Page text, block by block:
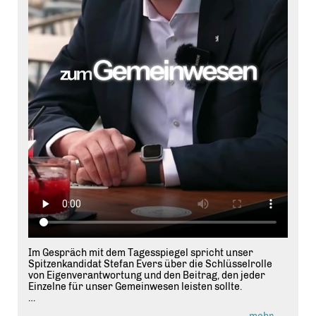
Im Gespräch mit dem Tagesspiegel spricht unser
Spitzenkandidat Stefan Evers über die Schlüsselrolle
von Eigenverantwortung und den Beitrag, den jeder
Einzelne für unser Gemeinwesen leisten sollte.
Gerade in einer Metropole wie Berlin erleben wir eine